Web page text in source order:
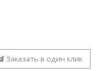
Заказать в один клик